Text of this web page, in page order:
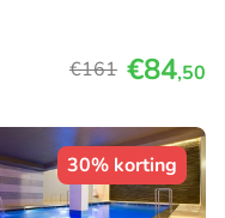
€161 €84,50
30% korting